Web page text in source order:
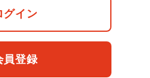
グイン
員登録